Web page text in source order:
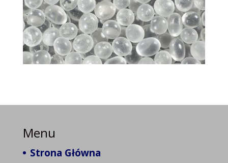
Menu
Strona Główna